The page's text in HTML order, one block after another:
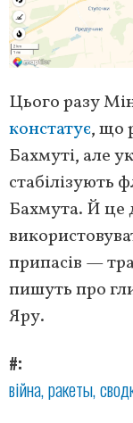
Цього разу
констатує, що
Бахмуті, але
стабілізують
Бахмута. Й це
припасів —
пишуть про
Яру.
#
війна ракеты